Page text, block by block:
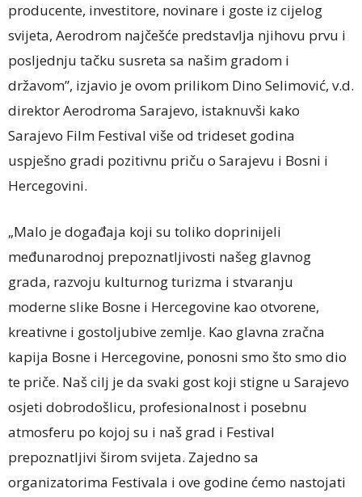
producente, investitore, novinare i goste iz cijelog
svijeta, Aerodrom najčešće predstavlja njihovu prvu i
posljednju tačku susreta sa našim gradom i
državom”, izjavio je ovom prilikom Dino Selimović, v.d.
direktor Aerodroma Sarajevo, istaknuvši kako
Sarajevo Film Festival više od trideset godina
uspješno gradi pozitivnu priču o Sarajevu i Bosni i
Hercegovini.
„Malo je događaja koji su toliko doprinijeli
međunarodnoj prepoznatljivosti našeg glavnog
grada, razvoju kulturnog turizma i stvaranju
moderne slike Bosne i Hercegovine kao otvorene,
kreativne i gostoljubive zemlje. Kao glavna zračna
kapija Bosne i Hercegovine, ponosni smo što smo dio
te priče. Naš cilj je da svaki gost koji stigne u Sarajevo
osjeti dobrodošlicu, profesionalnost i posebnu
atmosferu po kojoj su i naš grad i Festival
prepoznatljivi širom svijeta. Zajedno sa
organizatorima Festivala i ove godine ćemo nastojati